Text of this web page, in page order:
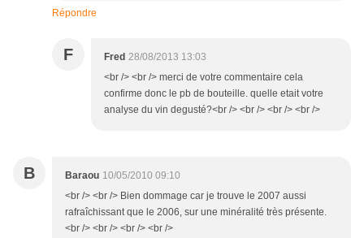
Répondre
F Fred 28/08/2013 13:03
<br /> <br /> merci de votre commentaire cela
confirme donc le pb de bouteille. quelle etait votre
analyse du vin degusté?<br /> <br /> <br /> <br />
B Baraou 10/05/2010 09:10
<br /> <br /> Bien dommage car je trouve le 2007 aussi
rafraîchissant que le 2006, sur une minéralité très présente.
<br /> <br /> <br /> <br />